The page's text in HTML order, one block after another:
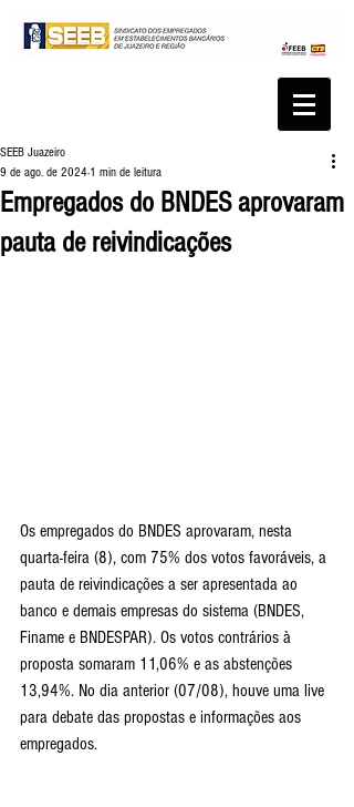
Empregados do BNDES aprovaram
pauta de reivindicações
SEEB Juazeiro
9 de ago. de 2024 1 min de leitura
Os empregados do BNDES aprovaram, nesta
quarta-feira (8), com 75% dos votos favoráveis, a
pauta de reivindicações a ser apresentada ao
banco e demais empresas do sistema (BNDES,
Finame e BNDESPAR). Os votos contrários à
proposta somaram 11,06% e as abstenções
13,94%. No dia anterior (07/08), houve uma live
para debate das propostas e informações aos
empregados.